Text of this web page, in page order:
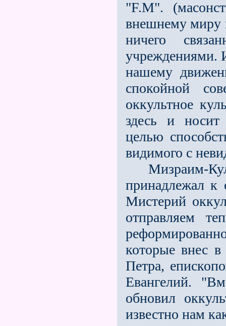
"F.M".
внешнему миру
ничего
учреждениями.
нашему
спокойной
оккультное
здесь и носит
целью
видимого с
Мизраим-
принадлежал к
Мистерий
отправляем
которые внес
Петра,
Евангелий.
обновил
известно нам